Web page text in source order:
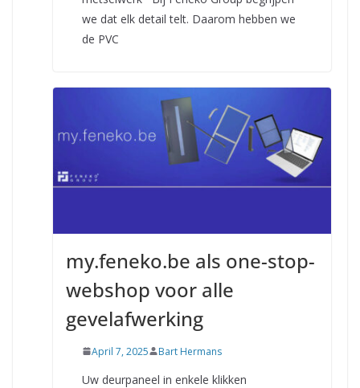
we dat elk detail telt. Daarom hebben we
de PVC
my.feneko.be als one-stop-
webshop voor alle
gevelafwerking
April 7, 2025 Bart Hermans
Uw deurpaneel in enkele klikken